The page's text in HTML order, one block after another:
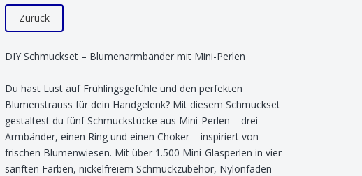
Zurück
DIY Schmuckset – Blumenarmbänder mit Mini-Perlen
Du hast Lust auf Frühlingsgefühle und den perfekten
Blumenstrauss für dein Handgelenk? Mit diesem Schmuckset
gestaltest du fünf Schmuckstücke aus Mini-Perlen – drei
Armbänder, einen Ring und einen Choker – inspiriert von
frischen Blumenwiesen. Mit über 1.500 Mini-Glasperlen in vier
sanften Farben, nickelfreiem Schmuckzubehör, Nylonfaden